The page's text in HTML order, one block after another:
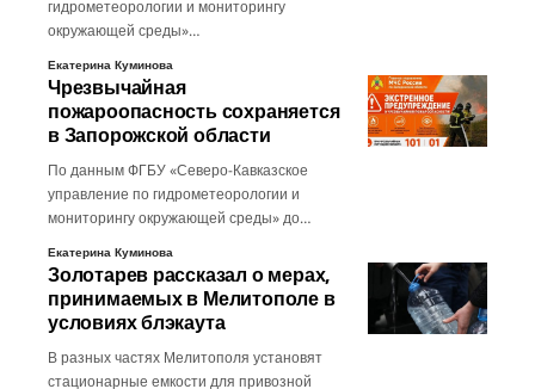
гидрометеорологии и мониторингу
окружающей среды»…
Екатерина Куминова
Чрезвычайная
пожароопасность сохраняется
в Запорожской области
По данным ФГБУ «Северо-Кавказское
управление по гидрометеорологии и
мониторингу окружающей среды» до…
Екатерина Куминова
Золотарев рассказал о мерах,
принимаемых в Мелитополе в
условиях блэкаута
В разных частях Мелитополя установят
стационарные емкости для привозной